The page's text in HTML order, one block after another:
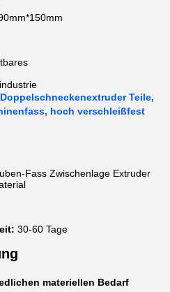
Teile,
hoch verschleißfest
Fass Zwischenlage Extruder
30-60 Tage
materiellen Bedarf